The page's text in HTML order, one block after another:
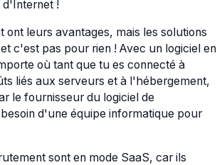
d'Internet !
leurs avantages, mais les solutions
c'est pas pour rien ! Avec un logiciel en
où tant que tu es connecté à
liés aux serveurs et à l'hébergement,
le fournisseur du logiciel de
d'une équipe informatique pour
sont en mode SaaS, car ils